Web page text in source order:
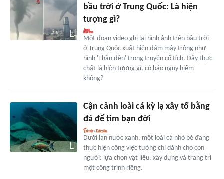
bầu trời ở Trung Quốc: Là hiện
tượng gì?
Một đoạn video ghi lại hình ảnh trên bầu trời
ở Trung Quốc xuất hiện đám mây trông như
hình 'Thần đèn' trong truyện cổ tích. Đây thực
chất là hiện tượng gì, có báo nguy hiểm
không?
Cận cảnh loài cá kỳ lạ xây tổ bằng
đá để tìm bạn đời
Dưới làn nước xanh, một loài cá nhỏ bé đang
thực hiện công việc tưởng chỉ dành cho con
người: lựa chọn vật liệu, xây dựng và trang trí
một công trình riêng.